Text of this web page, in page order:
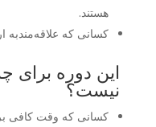
هستند.
کسانی که علاقه‌مندبه
این دوره برای
نیست؟
کسانی که وقت کافی